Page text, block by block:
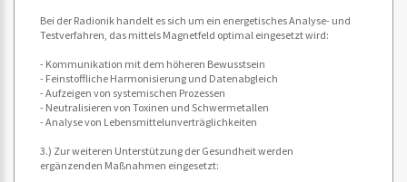
Bei der Radionik handelt es sich um ein energetisches Analyse- und
Testverfahren, das mittels Magnetfeld optimal eingesetzt wird:
- Kommunikation mit dem höheren Bewusstsein
- Feinstoffliche Harmonisierung und Datenabgleich
- Aufzeigen von systemischen Prozessen
- Neutralisieren von Toxinen und Schwermetallen
- Analyse von Lebensmittelunverträglichkeiten
3.) Zur weiteren Unterstützung der Gesundheit werden
ergänzenden Maßnahmen eingesetzt: